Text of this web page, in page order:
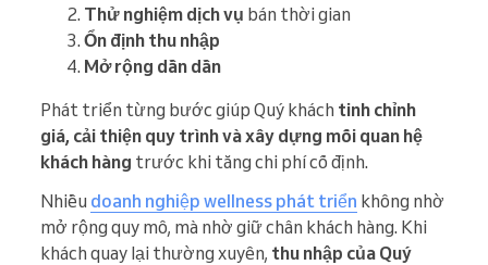
Thử nghiệm dịch vụ bán thời gian
Ổn định thu nhập
Mở rộng dần dần
Phát triển từng bước giúp Quý khách tinh chỉnh
giá, cải thiện quy trình và xây dựng mối quan hệ
khách hàng trước khi tăng chi phí cố định.
Nhiều doanh nghiệp wellness phát triển không nhờ
mở rộng quy mô, mà nhờ giữ chân khách hàng. Khi
khách quay lại thường xuyên, thu nhập của Quý